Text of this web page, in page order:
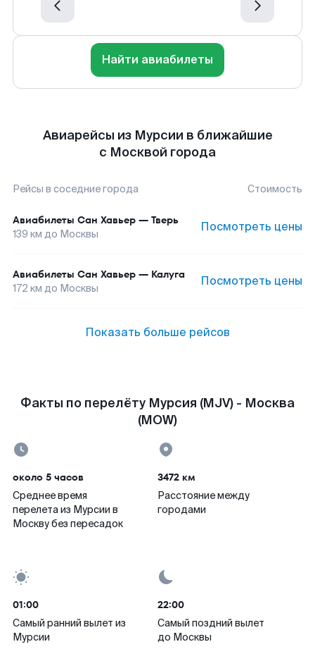
Найти авиабилеты
Авиарейсы из Мурсии в ближайшие
с Москвой города
Рейсы в соседние города Стоимость
Авиабилеты Сан Хавьер — Тверь
139 км до Москвы Посмотреть цены
Авиабилеты Сан Хавьер — Калуга
172 км до Москвы Посмотреть цены
Показать больше рейсов
Факты по перелёту Мурсия (MJV) - Москва
(MOW)
около 5 часов
Среднее время
перелета из Мурсии в
Москву без пересадок
3472 км
Расстояние между
городами
01:00
Самый ранний вылет из
Мурсии
22:00
Самый поздний вылет
до Москвы